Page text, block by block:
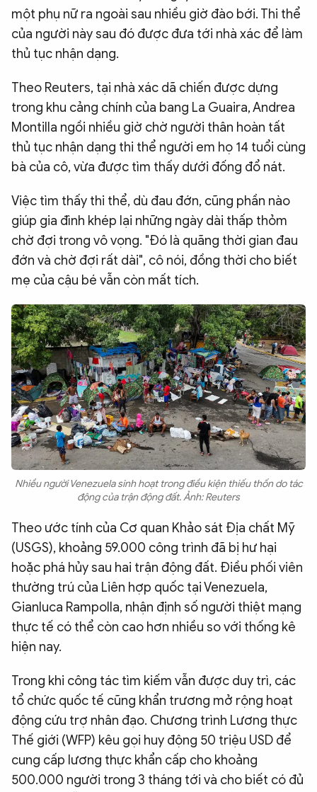
một phụ nữ ra ngoài sau nhiều giờ đào bới. Thi thể
của người này sau đó được đưa tới nhà xác để làm
thủ tục nhận dạng.
Theo Reuters, tại nhà xác dã chiến được dựng
trong khu cảng chính của bang La Guaira, Andrea
Montilla ngồi nhiều giờ chờ người thân hoàn tất
thủ tục nhận dạng thi thể người em họ 14 tuổi cùng
bà của cô, vừa được tìm thấy dưới đống đổ nát.
Việc tìm thấy thi thể, dù đau đớn, cũng phần nào
giúp gia đình khép lại những ngày dài thấp thỏm
chờ đợi trong vô vọng. "Đó là quãng thời gian đau
đớn và chờ đợi rất dài", cô nói, đồng thời cho biết
mẹ của cậu bé vẫn còn mất tích.
Nhiều người Venezuela sinh hoạt trong điều kiện thiếu thốn do tác
động của trận động đất. Ảnh: Reuters
Theo ước tính của Cơ quan Khảo sát Địa chất Mỹ
(USGS), khoảng 59.000 công trình đã bị hư hại
hoặc phá hủy sau hai trận động đất. Điều phối viên
thường trú của Liên hợp quốc tại Venezuela,
Gianluca Rampolla, nhận định số người thiệt mạng
thực tế có thể còn cao hơn nhiều so với thống kê
hiện nay.
Trong khi công tác tìm kiếm vẫn được duy trì, các
tổ chức quốc tế cũng khẩn trương mở rộng hoạt
động cứu trợ nhân đạo. Chương trình Lương thực
Thế giới (WFP) kêu gọi huy động 50 triệu USD để
cung cấp lương thực khẩn cấp cho khoảng
500.000 người trong 3 tháng tới và cho biết có đủ